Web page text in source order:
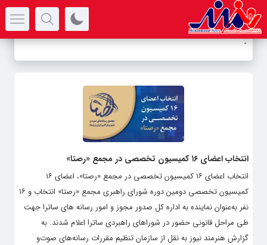
-
انتخاب اعضای ۱۶ کمیسیون تخصصی در مجمع «رصتا»
انتخاب اعضای ۱۶ کمیسیون تخصصی در مجمع «رصتا»، اعضای ۱۶
کمیسیون تخصصی دومین دوره شورای راهبری مجمع «رصتا» انتخاب و ۱۶
نفر به‌عنوان نماینده به اداره کل صدور مجوز و امور رسانه های ساترا جهت
طی مراحل قانونی حضور در شوراهای راهبردی ساترا اعلام شدند. به
گزارش هنرمند نیوز به نقل از سازمان تنظیم مقررات رسانه‌های صوت‌و